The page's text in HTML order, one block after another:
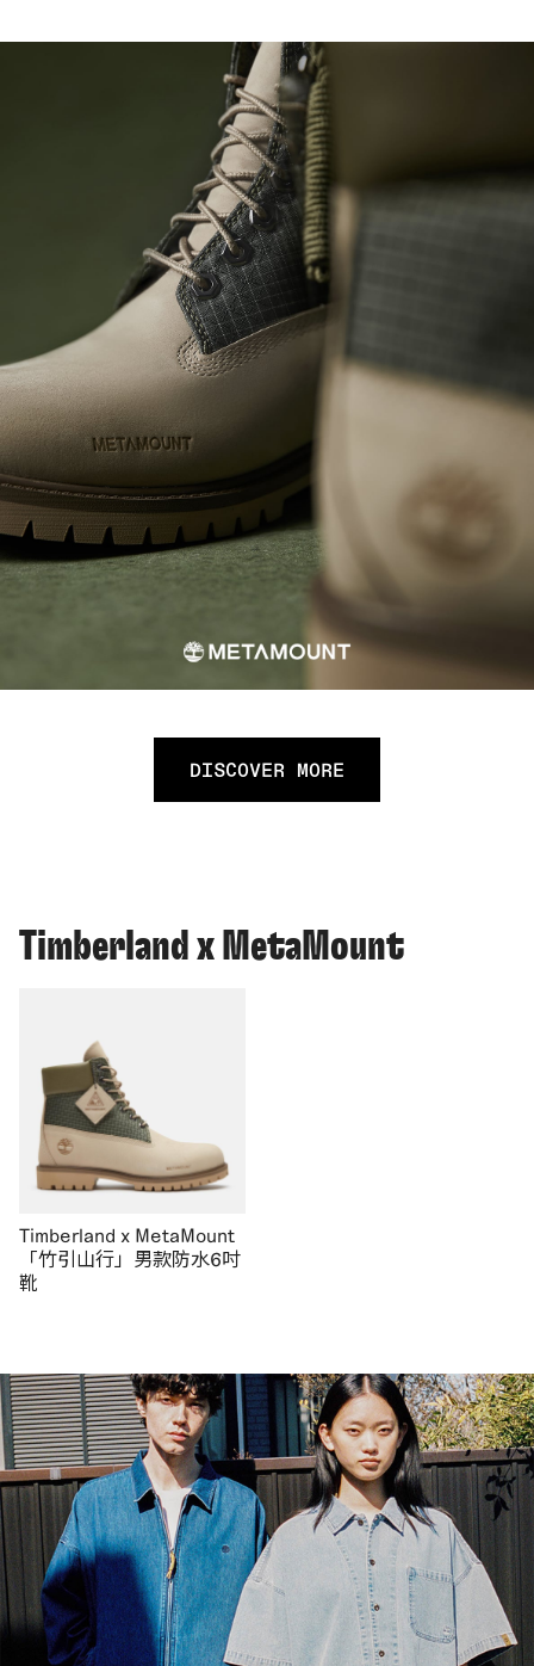
DISCOVER MORE
Timberland x MetaMount
Timberland x MetaMount
「竹引山行」男款防水6吋
靴